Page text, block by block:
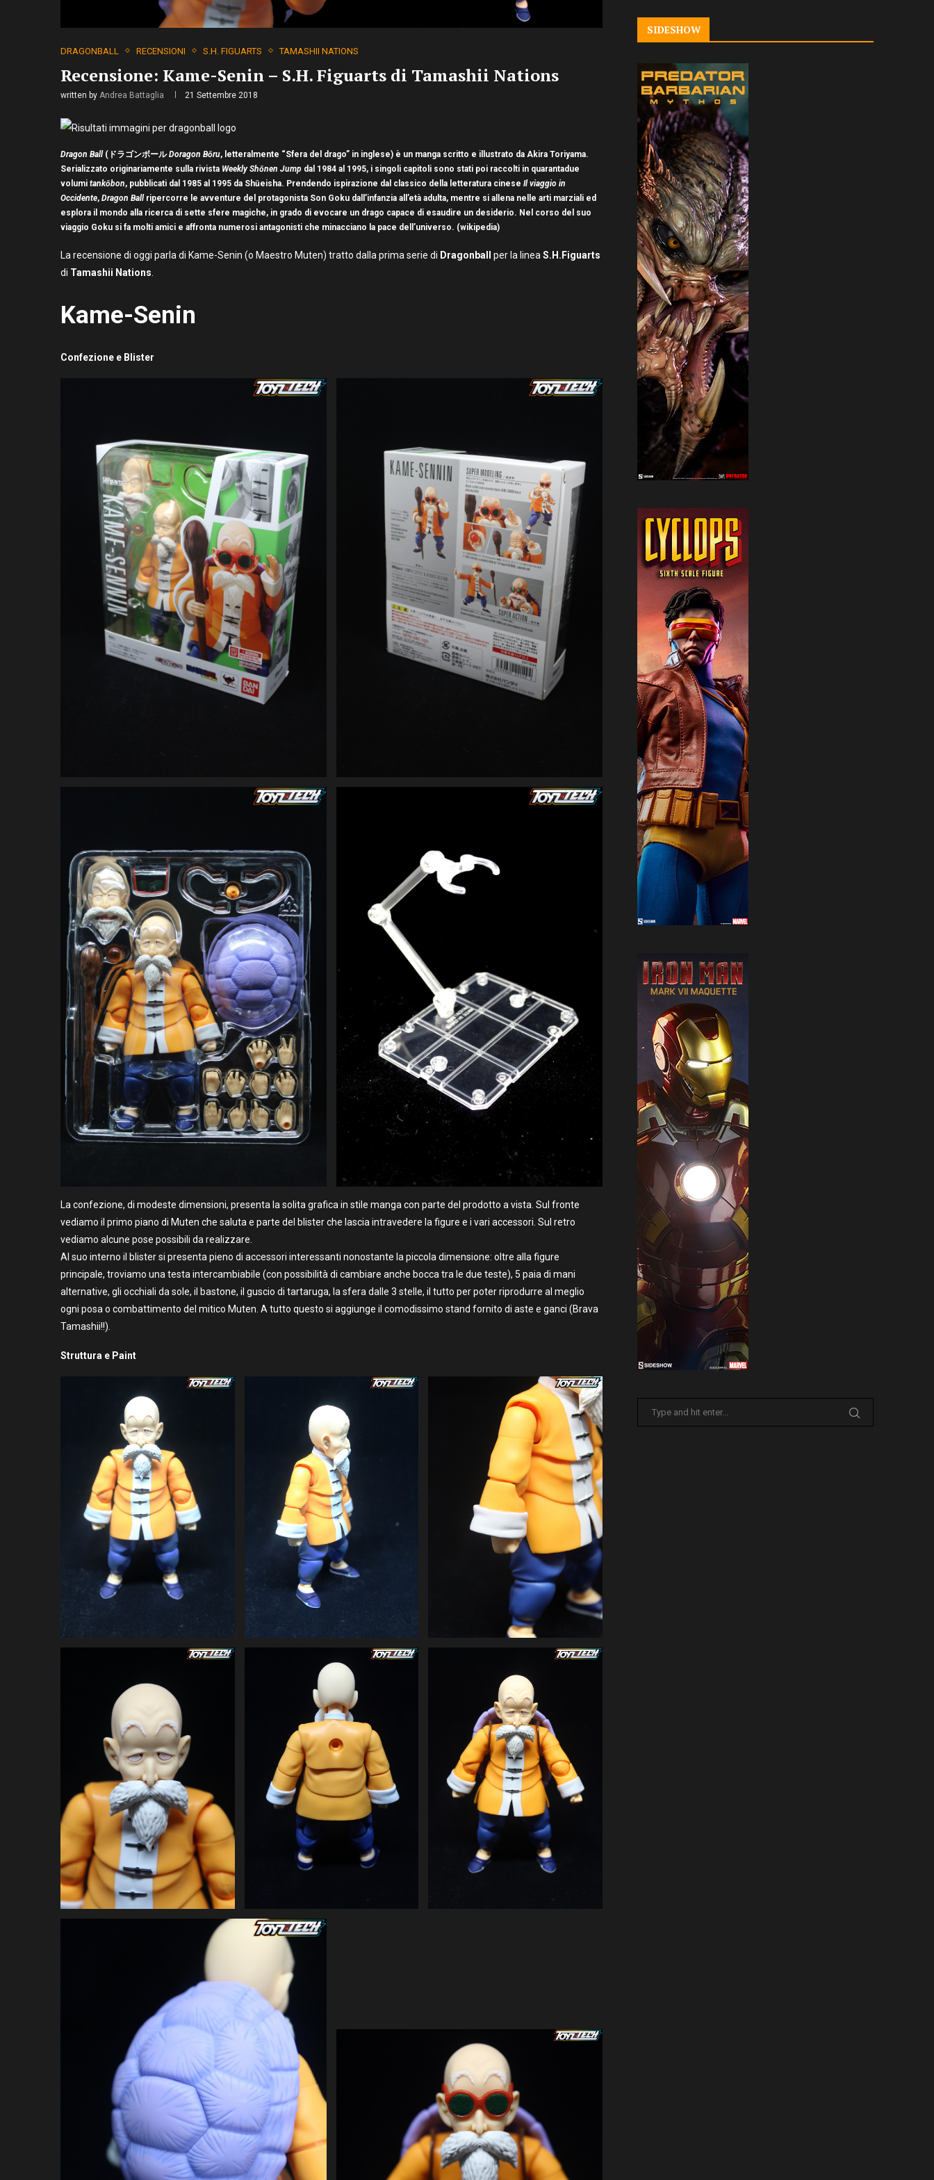
DRAGONBALL RECENSIONI S.H. FIGUARTS TAMASHII NATIONS
Recensione: Kame-Senin – S.H. Figuarts di Tamashii Nations
written by Andrea Battaglia 21 Settembre 2018
Dragon Ball(ドラゴンボールDoragon Bōru, letteralmente “Sfera del drago” in inglese) è un manga scritto e illustrato da Akira Toriyama.
Serializzato originariamente sulla rivista Weekly Shōnen Jump dal 1984 al 1995, i singoli capitoli sono stati poi raccolti in quarantadue
volumi tankōbon, pubblicati dal 1985 al 1995 da Shūeisha. Prendendo ispirazione dal classico della letteratura cinese Il viaggio in
Occidente, Dragon Ballripercorre le avventure del protagonista Son Goku dall’infanzia all’età adulta, mentre si allena nelle arti marziali ed
esplora il mondo alla ricerca di sette sfere magiche, in grado di evocare un drago capace di esaudire un desiderio. Nel corso del suo
viaggio Goku si fa molti amici e affronta numerosi antagonisti che minacciano la pace dell’universo. (wikipedia)
La recensione di oggi parla di Kame-Senin (o Maestro Muten) tratto dalla prima serie di Dragonball per la linea S.H.Figuarts
di Tamashii Nations
Kame-Senin
Confezione e Blister
La confezione, di modeste dimensioni, presenta la solita grafica in stile manga con parte del prodotto a vista. Sul fronte
vediamo il primo piano di Muten che saluta e parte del blister che lascia intravedere la figure e i vari accessori. Sul retro
vediamo alcune pose possibili da realizzare.
Al suo interno il blister si presenta pieno di accessori interessanti nonostante la piccola dimensione: oltre alla figure
principale, troviamo una testa intercambiabile (con possibilità di cambiare anche bocca tra le due teste), 5 paia di mani
alternative, gli occhiali da sole, il bastone, il guscio di tartaruga, la sfera dalle 3 stelle, il tutto per poter riprodurre al meglio
ogni posa o combattimento del mitico Muten. A tutto questo si aggiunge il comodissimo stand fornito di aste e ganci (Brava
Tamashii!!).
Struttura e Paint
SIDESHOW